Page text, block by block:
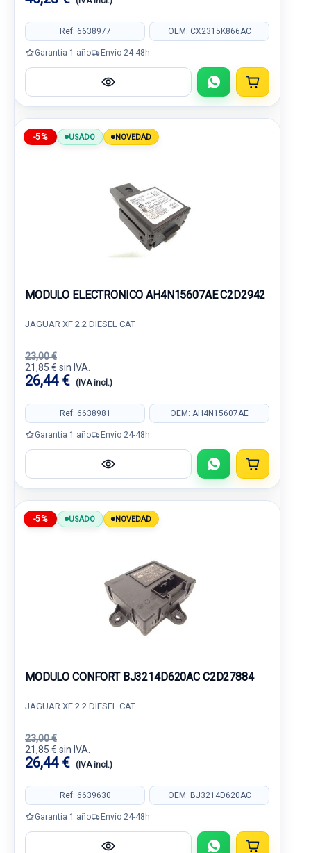
Ref: 6638977 OEM: CX2315K866AC
Garantía 1 año Envío 24-48h
-5% USADO NOVEDAD
MODULO ELECTRONICO AH4N15607AE C2D2942
JAGUAR XF 2.2 DIESEL CAT
23,00 €
21,85 € sin IVA.
26,44 € (IVA incl.)
Ref: 6638981 OEM: AH4N15607AE
Garantía 1 año Envío 24-48h
-5% USADO NOVEDAD
MODULO CONFORT BJ3214D620AC C2D27884
JAGUAR XF 2.2 DIESEL CAT
23,00 €
21,85 € sin IVA.
26,44 € (IVA incl.)
Ref: 6639630 OEM: BJ3214D620AC
Garantía 1 año Envío 24-48h